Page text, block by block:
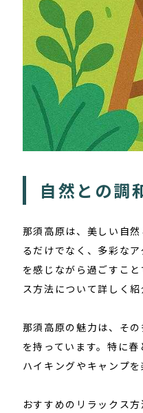
自然との調
那須高原は、美しい自
るだけでなく、多彩な
を感じながら過ごすこ
ス方法について詳しく紹
那須高原の魅力 は、そ
を持っています。特に
ハイキングやキャンプ
おすすめのリラックス方